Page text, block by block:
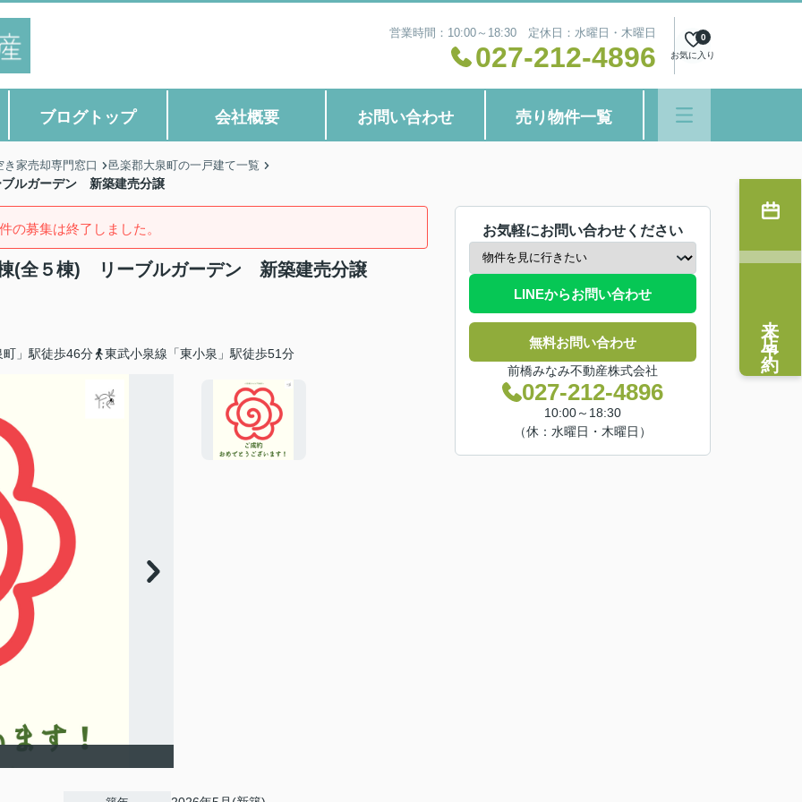
営業時間：10:00～18:30 定休日：水曜日・木曜日
027-212-4896 お気に入り
0
ブログトップ 会社概要 お問い合わせ 売り物件一覧
家売却専門窓口 邑楽郡大泉町の一戸建て一覧
ルガーデン 新築建売分譲
の募集は終了しました。
(全５棟) リーブルガーデン 新築建売分譲
」駅徒歩46分 東武小泉線「東小泉」駅徒歩51分
お気軽にお問い合わせください
LINEからお問い合わせ
無料お問い合わせ
前橋みなみ不動産株式会社
027-212-4896
10:00～18:30
（休：水曜日・木曜日）
来店予約